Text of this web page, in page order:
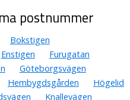
postnummer
Bokstigen
Enstigen
Furugatan
Göteborgsvägen
Hembygdsgården
Högelid
Knallevägen